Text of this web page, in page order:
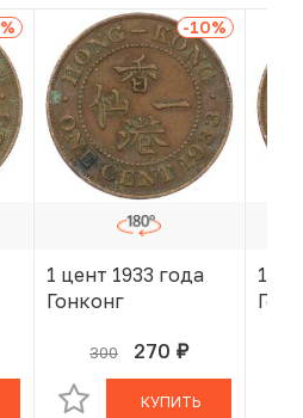
% -10%
1 цент 1933 года
Гонконг
300 270 руб.
В КОРЗИНЕ
КУПИТЬ
1